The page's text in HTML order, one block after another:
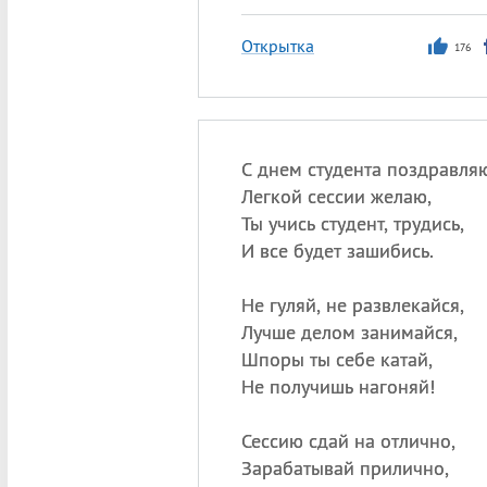
Открытка 176
С днем студента
Легкой сессии желаю,
Ты учись студент, трудись,
И все будет зашибись.
Не гуляй, не развлекайся,
Лучше делом занимайся,
Шпоры ты себе катай,
Не получишь нагоняй!
Сессию сдай на отлично,
Зарабатывай прилично,